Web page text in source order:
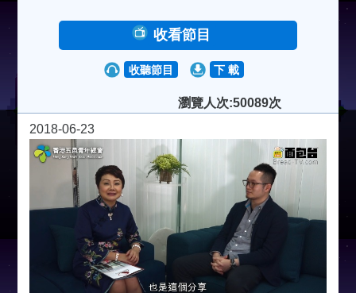
收看節目
收聽節目 下 載
瀏覽人次:50089次
2018-06-23